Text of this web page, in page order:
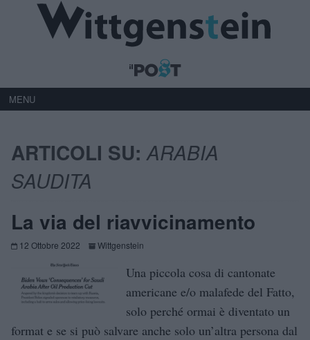
MENU
ARTICOLI SU:ARABIA
SAUDITA
La via del riavvicinamento
12 Ottobre 2022 Wittgenstein
Una piccola cosa di cantonate
americane e/o malafede del Fatto,
solo perché ormai è diventato un
format e se si può salvare anche solo un’altra persona dal